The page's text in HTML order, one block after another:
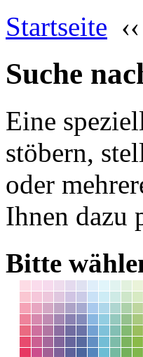
Startseite ‹‹
Suche
Eine
stöbern,
oder
Ihnen dazu
Bitte